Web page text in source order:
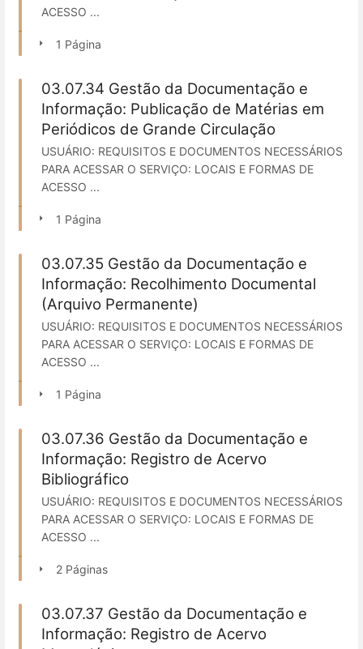
ACESSO ...
1 Página
03.07.34 Gestão da Documentação e
Informação: Publicação de Matérias em
Periódicos de Grande Circulação
USUÁRIO: REQUISITOS E DOCUMENTOS NECESSÁRIOS
PARA ACESSAR O SERVIÇO: LOCAIS E FORMAS DE
ACESSO ...
1 Página
03.07.35 Gestão da Documentação e
Informação: Recolhimento Documental
(Arquivo Permanente)
USUÁRIO: REQUISITOS E DOCUMENTOS NECESSÁRIOS
PARA ACESSAR O SERVIÇO: LOCAIS E FORMAS DE
ACESSO ...
1 Página
03.07.36 Gestão da Documentação e
Informação: Registro de Acervo
Bibliográfico
USUÁRIO: REQUISITOS E DOCUMENTOS NECESSÁRIOS
PARA ACESSAR O SERVIÇO: LOCAIS E FORMAS DE
ACESSO ...
2 Páginas
03.07.37 Gestão da Documentação e
Informação: Registro de Acervo